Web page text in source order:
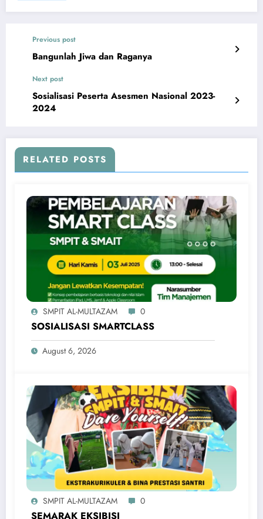
Previous post
Bangunlah Jiwa dan Raganya
Next post
Sosialisasi Peserta Asesmen Nasional 2023-
2024
RELATED POSTS
SMPIT AL-MULTAZAM 0
SOSIALISASI SMARTCLASS
August 6, 2026
SMPIT AL-MULTAZAM 0
SEMARAK EKSIBISI